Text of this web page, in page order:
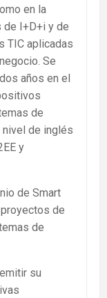
en la
I+D+i y de
TIC aplicadas
Se
años en el
de
nivel de inglés
y
de Smart
de
de
su